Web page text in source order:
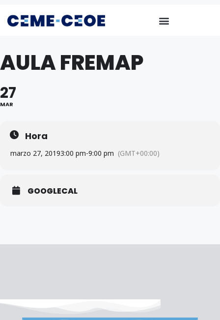
AULA FREMAP
27
MAR
Hora
marzo 27, 20193:00 pm-9:00 pm (GMT+00:00)
GOOGLECAL